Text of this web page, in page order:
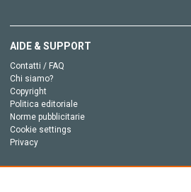
AIDE & SUPPORT
Contatti / FAQ
Chi siamo?
Copyright
Politica editoriale
Norme pubblicitarie
Cookie settings
Privacy